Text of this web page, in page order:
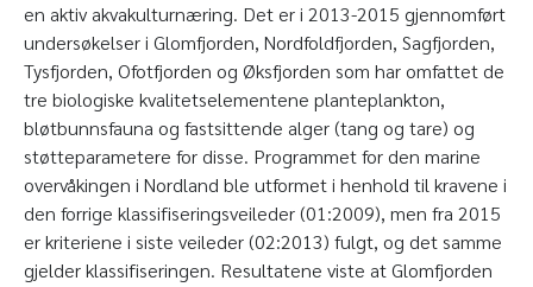
en aktiv akvakulturnæring. Det er i 2013-2015 gjennomført
undersøkelser i Glomfjorden, Nordfoldfjorden, Sagfjorden,
Tysfjorden, Ofotfjorden og Øksfjorden som har omfattet de
tre biologiske kvalitetselementene planteplankton,
bløtbunnsfauna og fastsittende alger (tang og tare) og
støtteparametere for disse. Programmet for den marine
overvåkingen i Nordland ble utformet i henhold til kravene i
den forrige klassifiseringsveileder (01:2009), men fra 2015
er kriteriene i siste veileder (02:2013) fulgt, og det samme
gjelder klassifiseringen. Resultatene viste at Glomfjorden